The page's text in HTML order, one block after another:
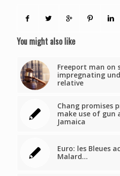
You might also like
Freeport man on
impregnating
relative
Chang promises
make use of gun
Jamaica
Euro: les Bleues
Malard…